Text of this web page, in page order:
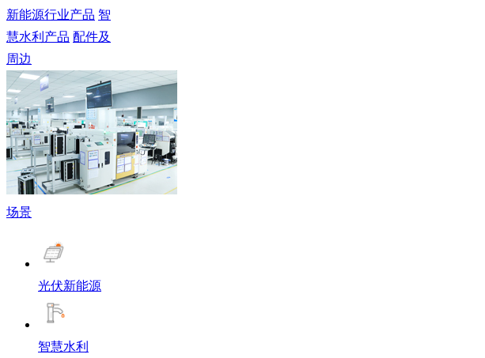
新能源行业产品 智
慧水利产品 配件及
周边
场景
光伏新能源
智慧水利